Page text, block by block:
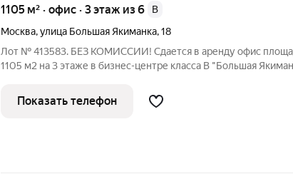
1105 м² · офис · 3 этаж из 6
B
Москва,улица Большая Якиманка,18
Лот № 413583. БЕЗ КОМИССИИ! Сдается в аренду офис
1105 м2 на 3 этаже в бизнес-центре класса B "Большая
Планировка: смешанная. Состояние помещения: с ремонтом.
Провайдеры:
Показать телефон